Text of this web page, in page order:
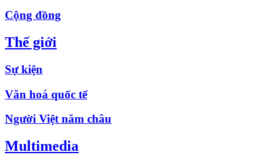
Cộng đồng
Thế giới
Sự kiện
Văn hoá quốc tế
Người Việt năm châu
Multimedia